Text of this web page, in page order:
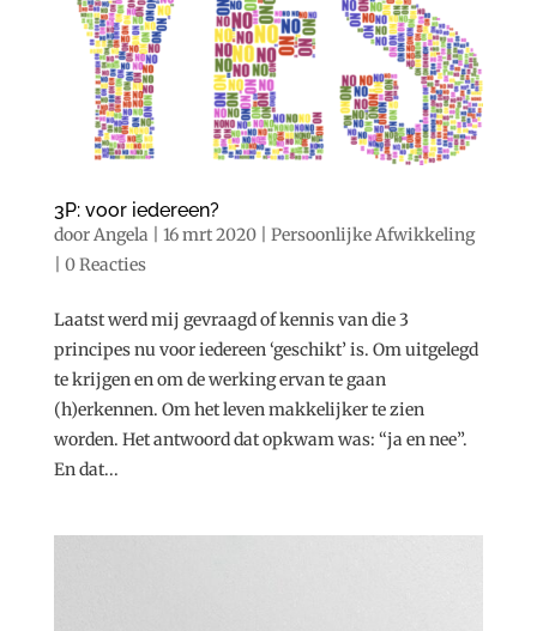
3P: voor iedereen?
doorAngela 16 mrt 2020| Persoonlijke Afwikkeling
0 Reacties
Laatst werd mij gevraagd of kennis van die 3
principes nu voor iedereen ‘geschikt’ is. Om uitgelegd
te krijgen en om de werking ervan te gaan
(h)erkennen. Om het leven makkelijker te zien
worden. Het antwoord dat opkwam was: “ja en nee”.
En dat...